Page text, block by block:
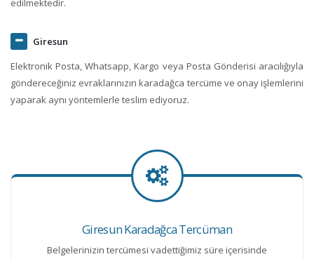
edilmektedir.
Giresun
Elektronik Posta, Whatsapp, Kargo veya Posta Gönderisi aracılığıyla
göndereceğiniz evraklarınızın karadağca tercüme ve onay işlemlerini
yaparak aynı yöntemlerle teslim ediyoruz.
Giresun Karadağca Tercüman
Belgelerinizin tercümesi vadettiğimiz süre içerisinde